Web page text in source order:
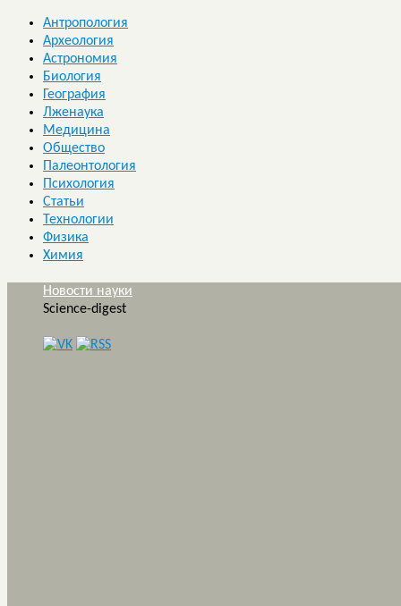
Антропология
Археология
Астрономия
Биология
География
Лженаука
Медицина
Общество
Палеонтология
Психология
Статьи
Технологии
Физика
Химия
Новости науки
Science-digest